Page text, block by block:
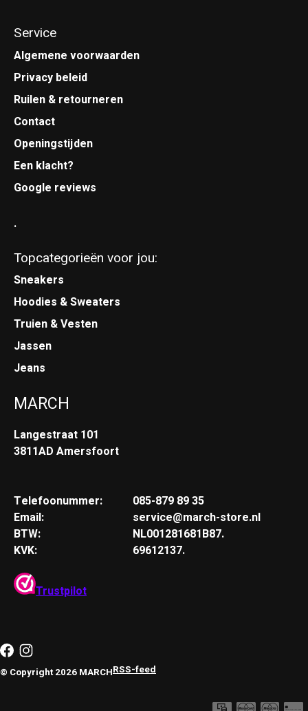
Service
Algemene voorwaarden
Privacy beleid
Ruilen & retourneren
Contact
Openingstijden
Een klacht?
Google reviews
.
Topcategorieën voor jou:
Sneakers
Hoodies & Sweaters
Truien & Vesten
Jassen
Jeans
MARCH
Langestraat 101
3811AD Amersfoort
Telefoonummer:
Email:
BTW:
KVK:
085-879 89 35
service@march-store.nl
NL001281681B87.
69612137.
Trustpilot
© Copyright 2026 MARCHRSS-feed